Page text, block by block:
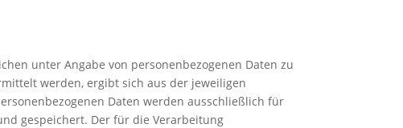
unter Angabe von personenbezogenen Daten zu
werden, ergibt sich aus der jeweiligen
Daten werden ausschließlich für
gespeichert. Der für die Verarbeitung